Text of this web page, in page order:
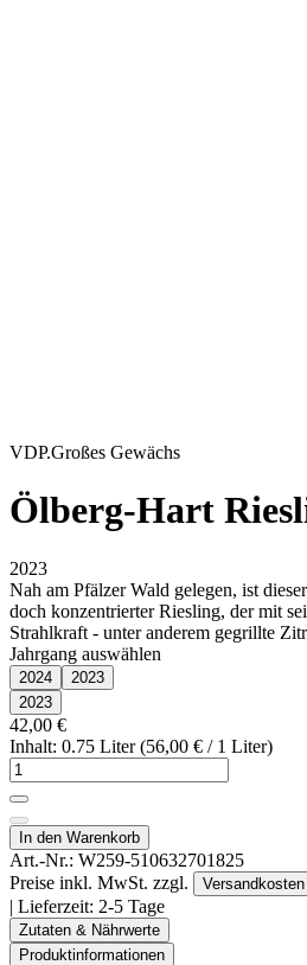
VDP.Großes Gewächs
Ölberg-Hart
2023
Nah am Pfälzer Wald gelegen, ist
doch konzentrierter Riesling, der mit
Strahlkraft - unter anderem gegrillte
Jahrgang auswählen
2024
2023
2023
42,00 €
Inhalt: 0.75 Liter (56,00 € / 1 Liter)
In den Warenkorb
Art.-Nr.: W259-510632701825
Preise inkl. MwSt. zzgl.
Versandkosten
| Lieferzeit: 2-5 Tage
Zutaten & Nährwerte
Produktinformationen